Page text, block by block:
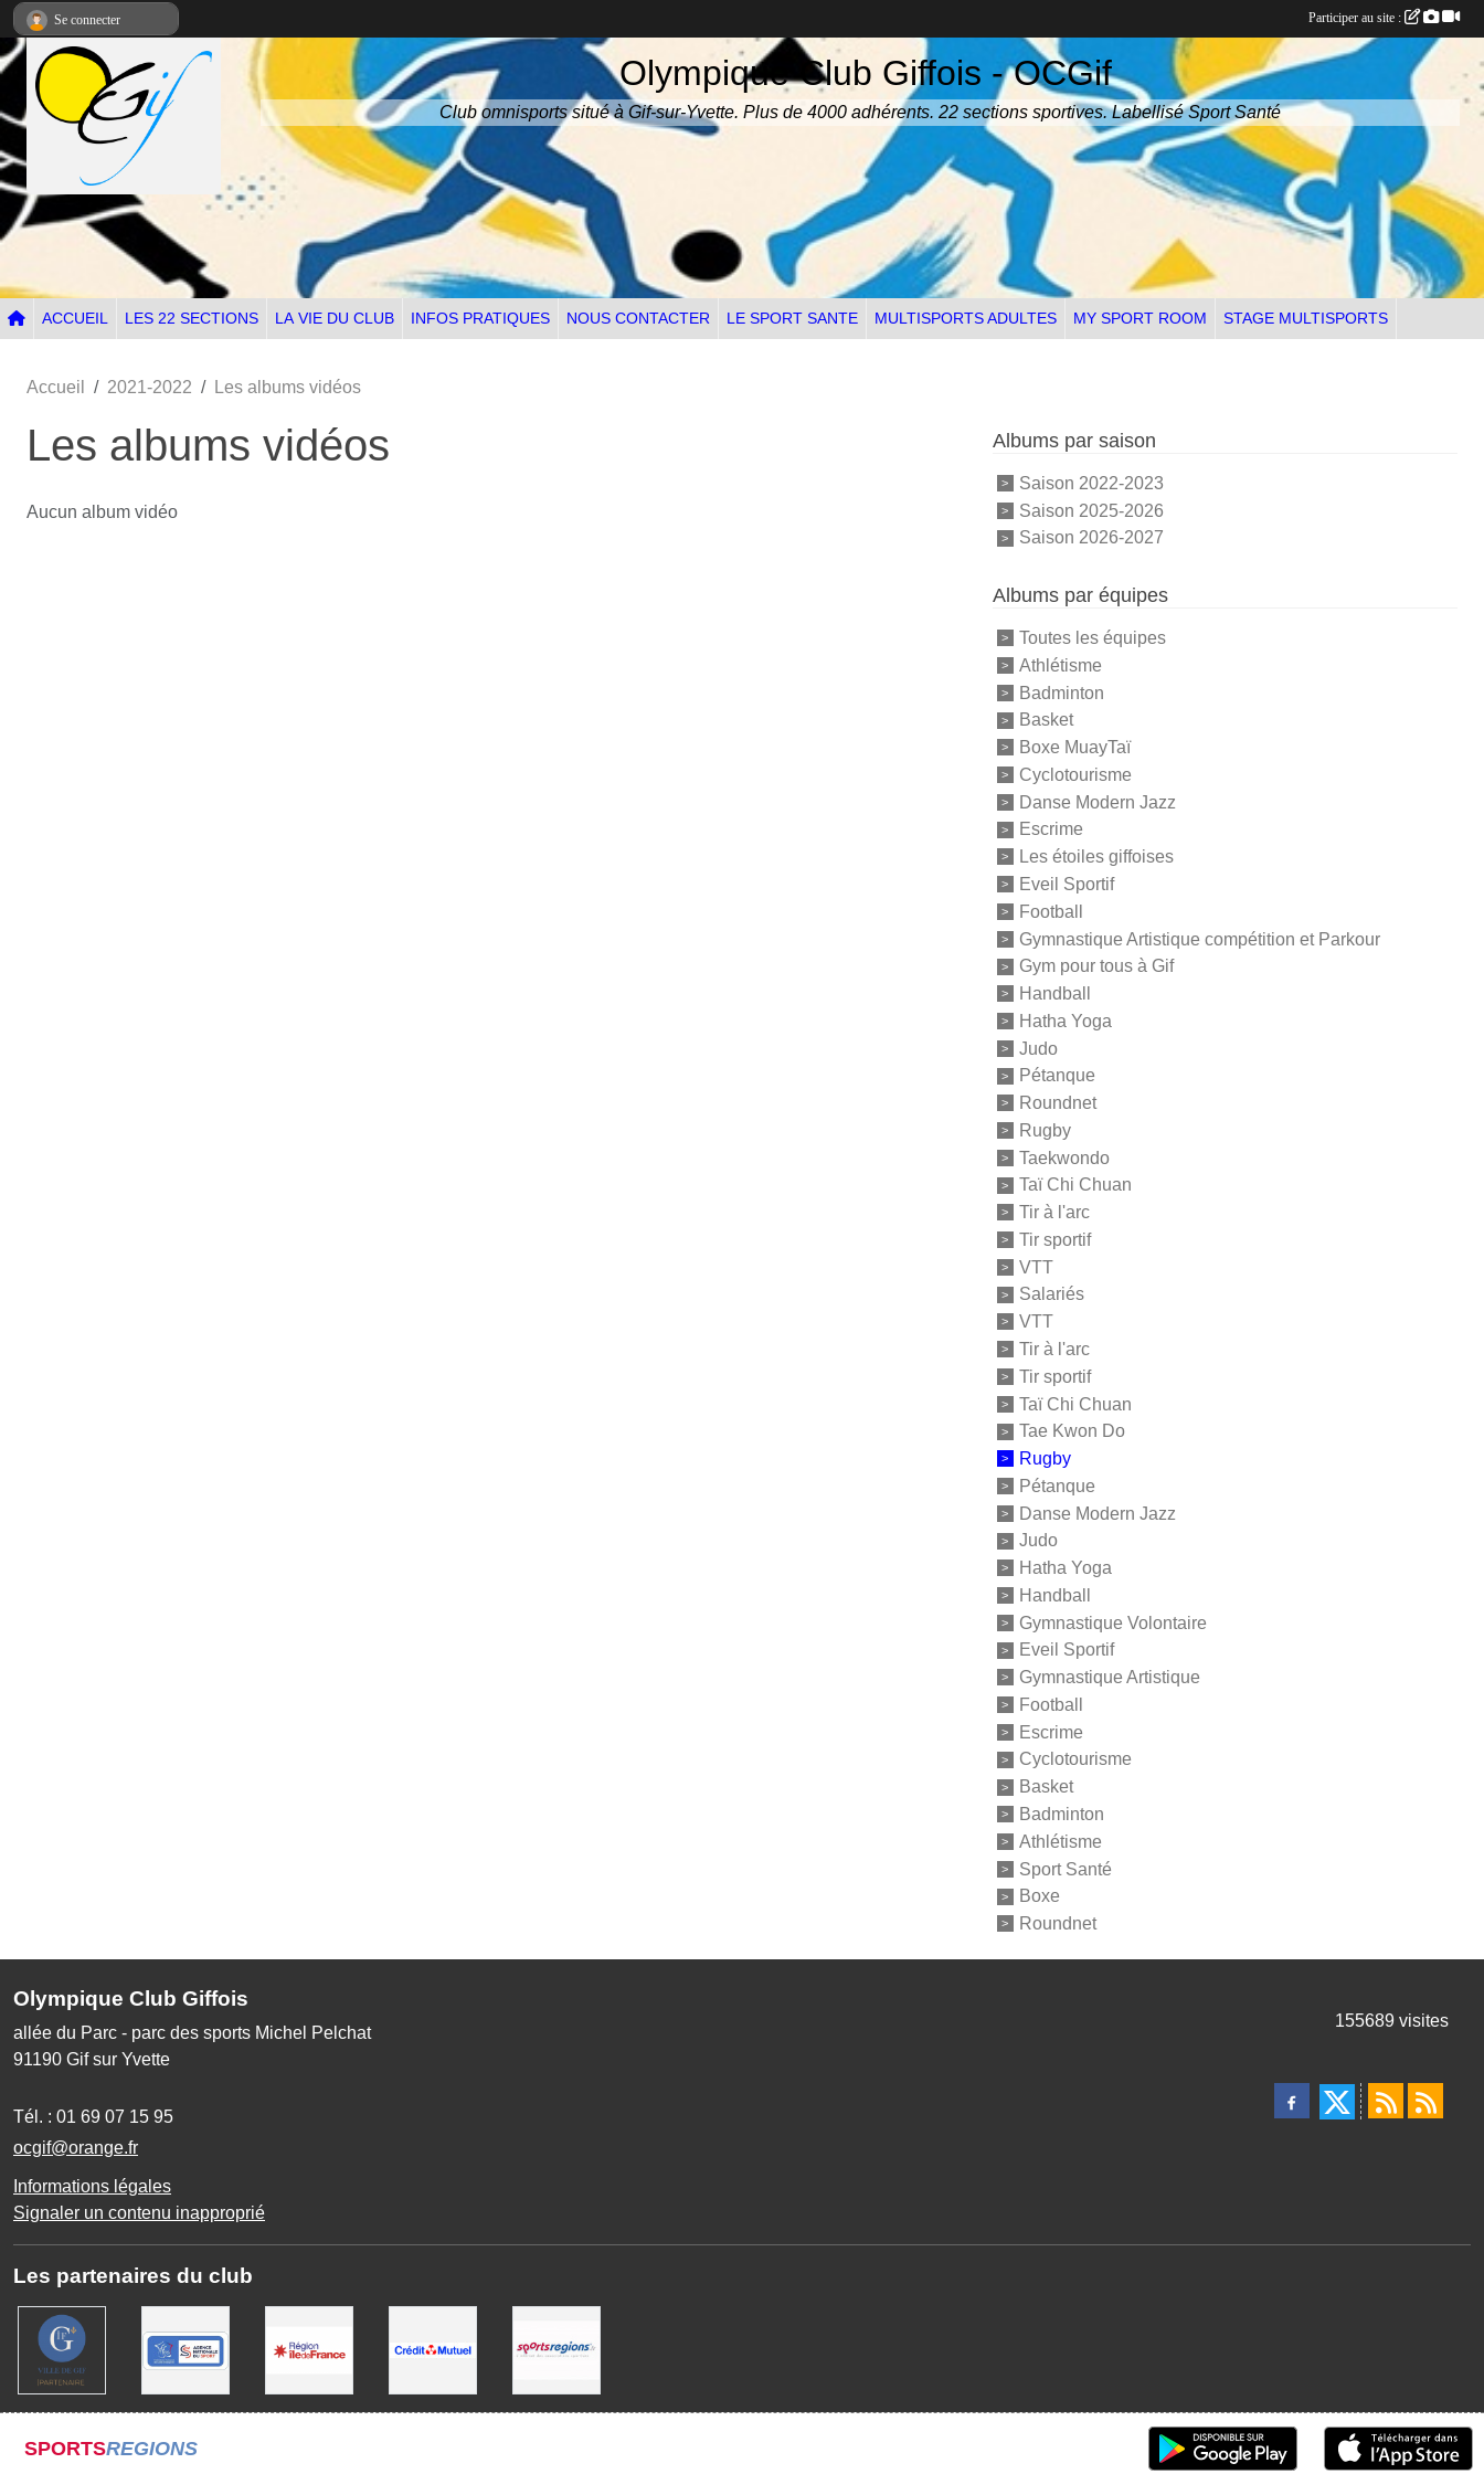
Olympique Club Giffois - OCGif
Club omnisports situé à Gif-sur-Yvette. Plus de 4000 adhérents. 22 sections sportives. Labellisé Sport Santé
ACCUEIL LES 22 SECTIONS LA VIE DU CLUB INFOS PRATIQUES NOUS CONTACTER LE SPORT SANTE MULTISPORTS ADULTES MY SPORT ROOM STAGE MULTISPORTS
Accueil 2021-2022 Les albums vidéos
Les albums vidéos
Aucun album vidéo
Albums par saison
Saison 2022-2023
Saison 2025-2026
Saison 2026-2027
Albums par équipes
Toutes les équipes
Athlétisme
Badminton
Basket
Boxe MuayTaï
Cyclotourisme
Danse Modern Jazz
Escrime
Les étoiles giffoises
Eveil Sportif
Football
Gymnastique Artistique compétition et Parkour
Gym pour tous à Gif
Handball
Hatha Yoga
Judo
Pétanque
Roundnet
Rugby
Taekwondo
Taï Chi Chuan
Tir à l'arc
Tir sportif
VTT
Salariés
VTT
Tir à l'arc
Tir sportif
Taï Chi Chuan
Tae Kwon Do
Rugby
Pétanque
Danse Modern Jazz
Judo
Hatha Yoga
Handball
Gymnastique Volontaire
Eveil Sportif
Gymnastique Artistique
Football
Escrime
Cyclotourisme
Basket
Badminton
Athlétisme
Sport Santé
Boxe
Roundnet
Olympique Club Giffois
allée du Parc - parc des sports Michel Pelchat
91190 Gif sur Yvette
Tél. : 01 69 07 15 95
ocgif@orange.fr
Informations légales
Signaler un contenu inapproprié
155689 visites
Les partenaires du club
SPORTSREGIONS
Se connecter Participer au site :
Panneau de gestion des cookies